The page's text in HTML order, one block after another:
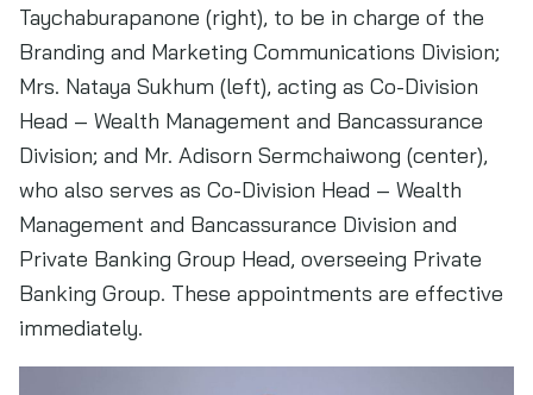
Taychaburapanone (right), to be in charge of the
Branding and Marketing Communications Division;
Mrs. Nataya Sukhum (left), acting as Co-Division
Head – Wealth Management and Bancassurance
Division; and Mr. Adisorn Sermchaiwong (center),
who also serves as Co-Division Head – Wealth
Management and Bancassurance Division and
Private Banking Group Head, overseeing Private
Banking Group. These appointments are effective
immediately.